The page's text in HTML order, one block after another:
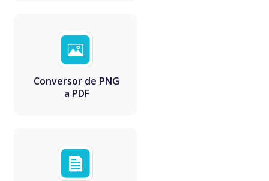
Conversor de PNG
a PDF